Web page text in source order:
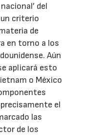
del
criterio
de
en torno a los
Aún
aplicará esto
o México
el
las
de los